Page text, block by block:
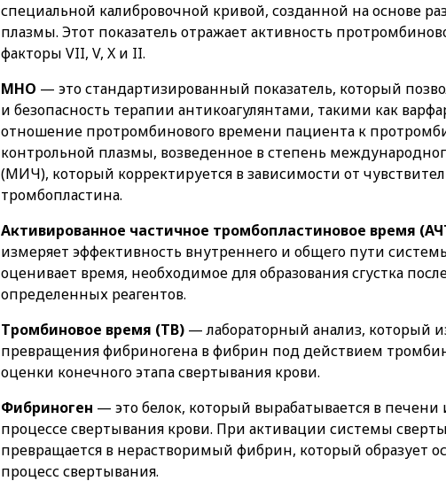
специальной калибровочной кривой, созданной на основе
плазмы. Этот показатель отражает активность
факторы VII, V, X и II.
МНО — это стандартизированный показатель, который
и безопасность терапии антикоагулянтами, такими как
отношение протромбинового времени пациента к
контрольной плазмы, возведенное в степень
(МИЧ), который корректируется в зависимости от
тромбопластина.
Активированное частичное тромбопластиновое время
измеряет эффективность внутреннего и общего пути
оценивает время, необходимое для образования сгустка
определенных реагентов.
Тромбиновое время (ТВ) — лабораторный анализ, который
превращения фибриногена в фибрин под действием
оценки конечного этапа свертывания крови.
Фибриноген — это белок, который вырабатывается в печени
процессе свертывания крови. При активации системы
превращается в нерастворимый фибрин, который образует
процесс свертывания.